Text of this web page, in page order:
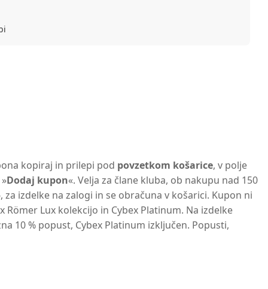
kopiraj in prilepi pod povzetkom košarice, v polje
Dodaj kupon«. Velja za člane kluba, ob nakupu nad 150
za izdelke na zalogi in se obračuna v košarici. Kupon ni
Römer Lux kolekcijo in Cybex Platinum. Na izdelke
10 % popust, Cybex Platinum izključen. Popusti,